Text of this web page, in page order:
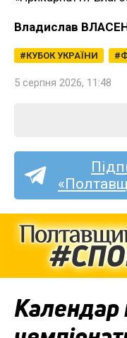
Владислав
КУБОК УКРАЇНИ
5 серпня 2026, 11:48
Календар